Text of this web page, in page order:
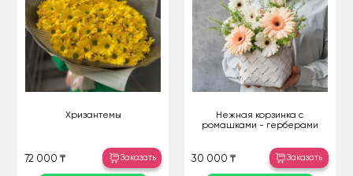
Хризантемы
72 000 ₸ Заказать
Нежная корзинка с
ромашками - герберами
30 000 ₸ Заказать